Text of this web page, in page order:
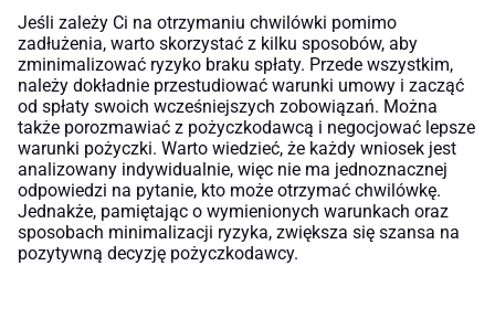
Jeśli zależy Ci na otrzymaniu chwilówki pomimo
zadłużenia, warto skorzystać z kilku sposobów, aby
zminimalizować ryzyko braku spłaty. Przede wszystkim,
należy dokładnie przestudiować warunki umowy i zacząć
od spłaty swoich wcześniejszych zobowiązań. Można
także porozmawiać z pożyczkodawcą i negocjować lepsze
warunki pożyczki. Warto wiedzieć, że każdy wniosek jest
analizowany indywidualnie, więc nie ma jednoznacznej
odpowiedzi na pytanie, kto może otrzymać chwilówkę.
Jednakże, pamiętając o wymienionych warunkach oraz
sposobach minimalizacji ryzyka, zwiększa się szansa na
pozytywną decyzję pożyczkodawcy.